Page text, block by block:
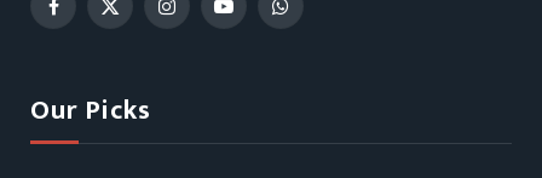
Facebook
X
InstagramYouTubeWhatsApp
Our Picks